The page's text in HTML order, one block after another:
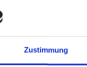
Zustimmung
MS Sans Souci